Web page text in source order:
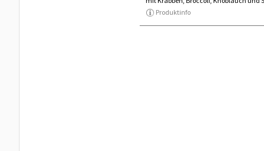
Produktinfo